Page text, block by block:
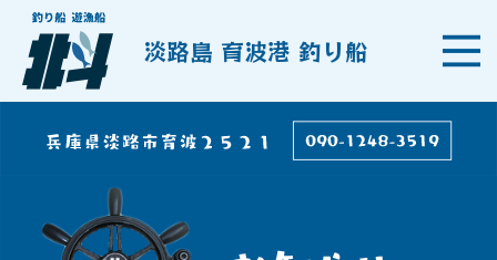
淡路島 育波港 釣り船